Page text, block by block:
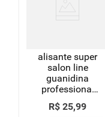
alisante super
salon line
guanidina
professional
tradicional
pote 215g
R$ 25,99